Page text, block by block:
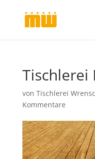
Tischlerei
von Tischlerei
Kommentare